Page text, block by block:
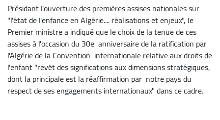
Présidant l'ouverture des premières assises nationales sur
"l'état de l'enfance en Algérie.... réalisations et enjeux", le
Premier ministre a indiqué que le choix de la tenue de ces
assises à l'occasion du 30e anniversaire de la ratification par
l'Algérie de la Convention internationale relative aux droits de
l'enfant "revêt des significations aux dimensions stratégiques,
dont la principale est la réaffirmation par notre pays du
respect de ses engagements internationaux" dans ce cadre.